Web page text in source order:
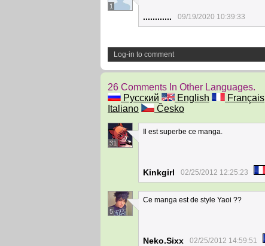
1
............ 09/19/2020 10:39:33
Log-in to comment
26 Comments In Other Languages.
Русский
English Français
Italiano
Česko
31
Il est superbe ce manga.
Kinkgirl 02/25/2012 12:25:23
5
Ce manga est de style Yaoi ??
Neko.Sixx 02/25/2012 14:59:51